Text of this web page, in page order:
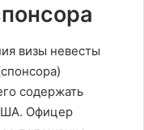
визы невесты
содержать
Офицер